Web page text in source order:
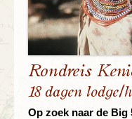
Rondreis
18 dagen lodge/
Op zoek naar de Big